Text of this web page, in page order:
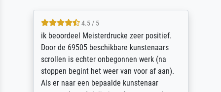
4.5 / 5
ik beoordeel Meisterdrucke zeer positief.
Door de 69505 beschikbare kunstenaars
scrollen is echter onbegonnen werk (na
stoppen begint het weer van voor af aan).
Als er naar een bepaalde kunstenaar